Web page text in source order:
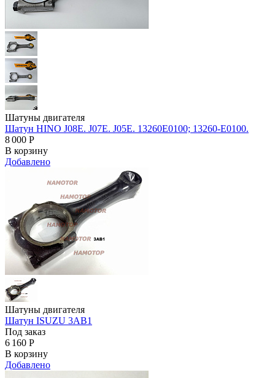
Шатуны двигателя
Шатун HINO J08E. J07E. J05E. 13260E0100; 13260-E0100.
8 000 Р
В корзину
Добавлено
Шатуны двигателя
Шатун ISUZU 3AB1
Под заказ
6 160 Р
В корзину
Добавлено